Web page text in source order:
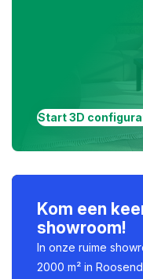
Start 3D
Kom een
showroom!
In onze ruime
2000 m² in